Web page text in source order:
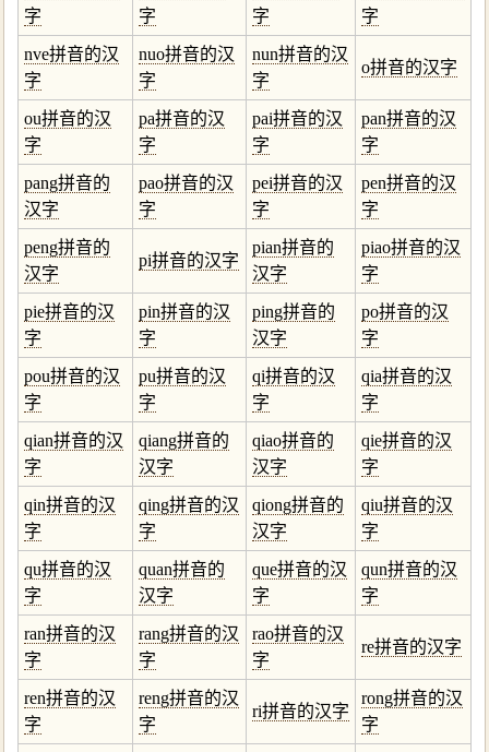
字
字
字
字
nve拼音的汉
字
nuo拼音的汉
字
nun拼音的汉
字
o拼音的汉字
ou拼音的汉
字
pa拼音的汉
字
pai拼音的汉
字
pan拼音的汉
字
pang拼音的
汉字
pao拼音的汉
字
pei拼音的汉
字
pen拼音的汉
字
peng拼音的
汉字
pi拼音的汉字
pian拼音的
汉字
piao拼音的汉
字
pie拼音的汉
字
pin拼音的汉
字
ping拼音的
汉字
po拼音的汉
字
pou拼音的汉
字
pu拼音的汉
字
qi拼音的汉
字
qia拼音的汉
字
qian拼音的汉
字
qiang拼音的
汉字
qiao拼音的
汉字
qie拼音的汉
字
qin拼音的汉
字
qing拼音的汉
字
qiong拼音的
汉字
qiu拼音的汉
字
qu拼音的汉
字
quan拼音的
汉字
que拼音的汉
字
qun拼音的汉
字
ran拼音的汉
字
rang拼音的汉
字
rao拼音的汉
字
re拼音的汉字
ren拼音的汉
字
reng拼音的汉
字
ri拼音的汉字
rong拼音的汉
字